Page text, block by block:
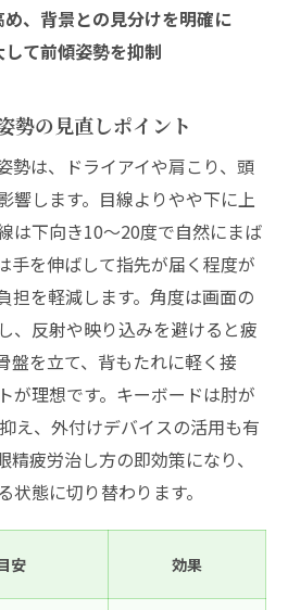
、背景との見分けを明確に
て前傾姿勢を抑制
勢の見直しポイント
勢は、ドライアイや肩こり、頭
響します。目線よりやや下に上
は下向き10〜20度で自然にまば
手を伸ばして指先が届く程度が
担を軽減します。角度は画面の
、反射や映り込みを避けると疲
盤を立て、背もたれに軽く接
が理想です。キーボードは肘が
え、外付けデバイスの活用も有
疲労治し方の即効策になり、
態に切り替わります。
安 効果